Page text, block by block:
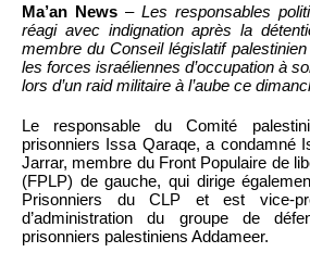
Ma’an News – Les responsables
réagi avec indignation après la
membre du Conseil législatif
les forces israéliennes d’occupation à
lors d’un raid militaire à l’aube ce
Le responsable du Comité
prisonniers Issa Qaraqe, a condamné
Jarrar, membre du Front Populaire de
(FPLP) de gauche, qui dirige
Prisonniers du CLP et est vice-
d’administration du groupe de
prisonniers palestiniens Addameer.